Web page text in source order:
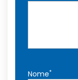
Nome*